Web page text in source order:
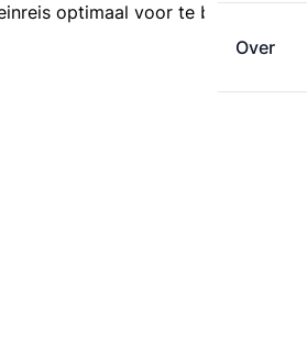
Over
optimaal voor te bereiden.